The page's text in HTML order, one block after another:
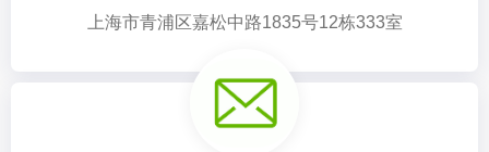
上海市青浦区嘉松中路1835号12栋333室